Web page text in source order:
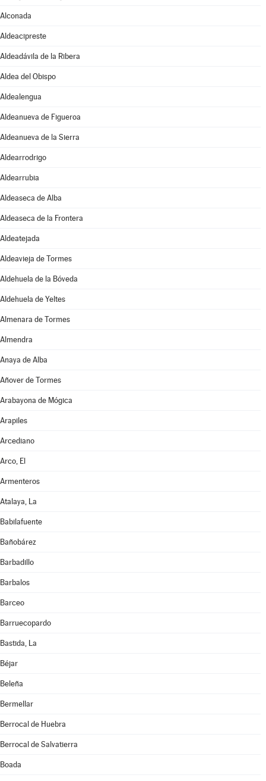
Alconada
Aldeacipreste
Aldeadávila de la Ribera
Aldea del Obispo
Aldealengua
Aldeanueva de Figueroa
Aldeanueva de la Sierra
Aldearrodrigo
Aldearrubia
Aldeaseca de Alba
Aldeaseca de la Frontera
Aldeatejada
Aldeavieja de Tormes
Aldehuela de la Bóveda
Aldehuela de Yeltes
Almenara de Tormes
Almendra
Anaya de Alba
Añover de Tormes
Arabayona de Mógica
Arapiles
Arcediano
Arco, El
Armenteros
Atalaya, La
Babilafuente
Bañobárez
Barbadillo
Barbalos
Barceo
Barruecopardo
Bastida, La
Béjar
Beleña
Bermellar
Berrocal de Huebra
Berrocal de Salvatierra
Boada